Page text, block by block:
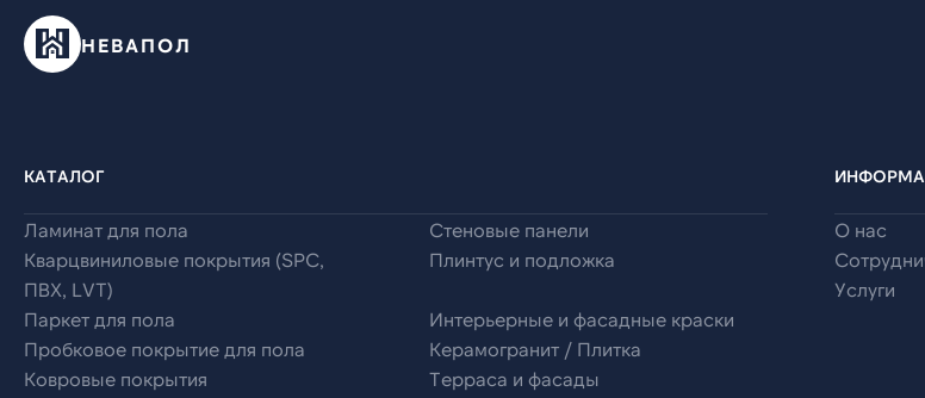
НЕВАПОЛ
КАТАЛОГ
Ламинат для пола
Кварцвиниловые покрытия (SPC,
ПВХ, LVT)
Паркет для пола
Пробковое покрытие для пола
Ковровые покрытия
Стеновые панели
Плинтус и подложка
Интерьерные и фасадные краски
Керамогранит / Плитка
Терраса и фасады
О нас
Услуги